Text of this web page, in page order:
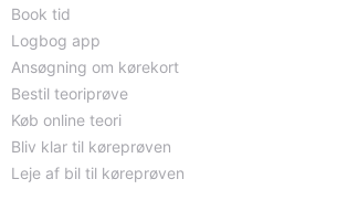
Book tid
Logbog app
Ansøgning om kørekort
Bestil teoriprøve
Køb online teori
Bliv klar til køreprøven
Leje af bil til køreprøven